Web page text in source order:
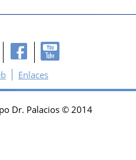
Enlaces
Dr. Palacios © 2014